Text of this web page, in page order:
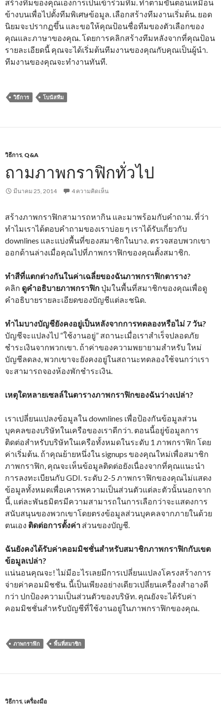
สร้างทีมของคุณเองการเป็นเข้าร่วมทีม. ทำตามขั้นตอนเหมือน
ข้างบนเพื่อไปตั้งทีมพิเศษข้อมูล. เลือกสร้างทีมงานเริ่มต้น. ยอด
นิยมจะปรากฏขึ้น และขอให้คุณป้อนชื่อทีมของตัวเลือกของ
คุณและภาษาของคุณ. โดยการคลิกสร้างทีมหลังจากที่คุณป้อน
รายละเอียดนี้ คุณจะได้เริ่มต้นทีมงานของคุณกับคุณเป็นผู้นำ.
ทีมงานของคุณจะทำงานทันที.
วิธีการ โบนัสทีม
วิธีการ, Q&A
ถามภาพกราฟิกทั่วไป
มีนาคม 25, 2014 4 ความคิดเห็น
สร้างภาพกราฟิกสามารถหากิน และมาพร้อมกับคำถาม. ที่ว่า
ทำไมเราได้ตอบคำถามของเราบ่อย ๆ เราได้รับเกี่ยวกับ
downlines และแบ่งพื้นที่ของสมาชิกในบาง. ตรวจสอบพวกเขา
ออกด้านล่างเมื่อคุณไปที่ภาพกราฟิกของคุณตั้งสมาชิก.
ทำสีที่แตกต่างกันในค่าเฉลี่ยของฉันภาพกราฟิกตาราง?
คลิก ดูคำอธิบายภาพกราฟิก ปุ่มในพื้นที่สมาชิกของคุณเพื่อดู
คำอธิบายรายละเอียดของบัญชีแต่ละชนิด.
ทำไมบางบัญชียังคงอยู่เป็นหลังจากการทดลองหรือไม่ 7 วัน?
บัญชีจะแปลงไป “ใช้งานอยู่” สถานะเมื่อเราสำเร็จปลอดภัย
ชำระเงินจากพวกเขา. ถ้าค่าของความพยายามสำหรับ ใหม่
บัญชีลดลง, พวกเขาจะยังคงอยู่ในสถานะทดลองใช้จนกว่าเรา
จะสามารถจองห้องพักชำระเงิน.
เหตุใดหลายเซลล์ในตารางภาพกราฟิกของฉันว่างเปล่า?
เราเปลี่ยนแปลงข้อมูลใน downlines เพื่อป้องกันข้อมูลส่วน
บุคคลของบริษัทในเครือของเราดีกว่า. ตอนนี้อยู่ข้อมูลการ
ติดต่อสำหรับบริษัทในเครือทั้งหมดในระดับ 1 ภาพกราฟิก โดย
ค่าเริ่มต้น. ถ้าคุณย้ายหนึ่งใน signups ของคุณใหม่เพื่อสมาชิก
ภาพกราฟิก, คุณจะเห็นข้อมูลติดต่อยังเนื่องจากที่คุณแนะนำ
การลงทะเบียนกับ GDI. ระดับ 2-5 ภาพกราฟิกของคุณไม่แสดง
ข้อมูลทั้งหมดเพื่อเคารพความเป็นส่วนตัวแต่ละตัวนั้นนอกจาก
นี้, แต่ละพันธมิตรมีความสามารถในการเลือกว่าจะแสดงการ
สนับสนุนของพวกเขาโดยตรงข้อมูลส่วนบุคคลจากภายในด้วย
ตนเอง ติดต่อการตั้งค่า ส่วนของบัญชี.
ฉันยังคงได้รับค่าคอมมิชชั่นสำหรับสมาชิกภาพกราฟิกกับเขต
ข้อมูลเปล่า?
แน่นอนคุณจะ! ไม่มีอะไรเลยมีการเปลี่ยนแปลงโครงสร้างการ
จ่ายค่าคอมมิชชัน. นี้เป็นเพียงอย่างเดียวเปลี่ยนเครื่องสำอางดี
กว่า ปกป้องความเป็นส่วนตัวของบริษัท. คุณยังจะได้รับค่า
คอมมิชชั่นสำหรับบัญชีที่ใช้งานอยู่ในภาพกราฟิกของคุณ.
ภาพกราฟิก พื้นที่สมาชิก
วิธีการ, เครื่องมือ